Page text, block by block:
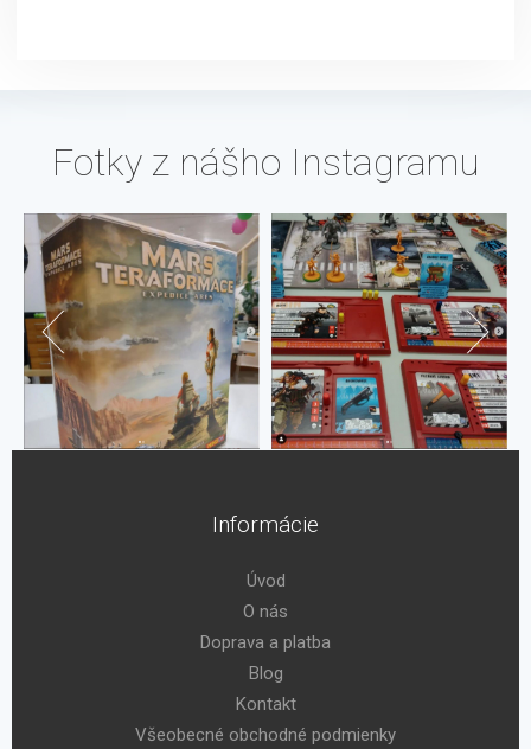
Fotky z nášho Instagramu
Informácie
Úvod
O nás
Doprava a platba
Blog
Kontakt
Všeobecné obchodné podmienky